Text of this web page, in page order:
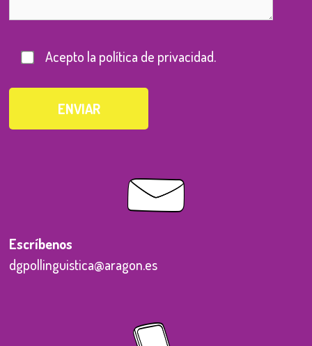
Acepto la política de privacidad.
Escríbenos
dgpollinguistica@aragon.es